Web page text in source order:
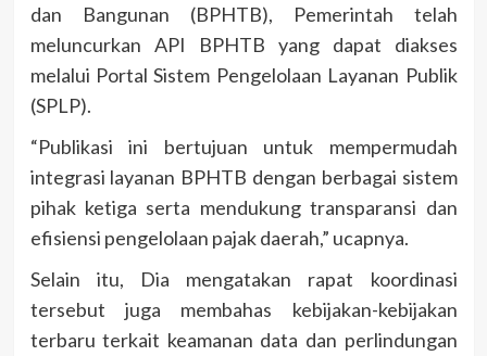
dan Bangunan (BPHTB), Pemerintah telah
meluncurkan API BPHTB yang dapat diakses
melalui Portal Sistem Pengelolaan Layanan Publik
(SPLP).
“Publikasi ini bertujuan untuk mempermudah
integrasi layanan BPHTB dengan berbagai sistem
pihak ketiga serta mendukung transparansi dan
efisiensi pengelolaan pajak daerah,” ucapnya.
Selain itu, Dia mengatakan rapat koordinasi
tersebut juga membahas kebijakan-kebijakan
terbaru terkait keamanan data dan perlindungan